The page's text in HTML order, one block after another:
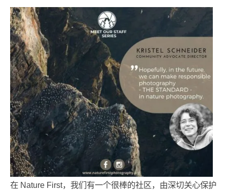
在 Nature First，我们有一个很棒的社区，由深切关心保护